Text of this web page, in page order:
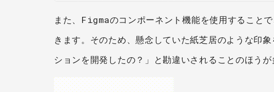
また、Figmaのコンポーネント機能を使用すること
きます。そのため、懸念していた紙芝居のような印
ションを開発したの？」と勘違いされることのほうが